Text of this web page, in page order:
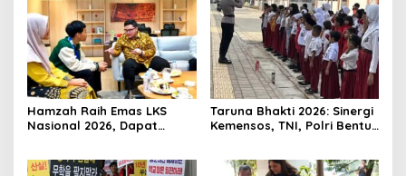
Hamzah Raih Emas LKS
Nasional 2026, Dapat
Taruna Bhakti 2026: Sinergi
Kemensos, TNI, Polri Bentuk